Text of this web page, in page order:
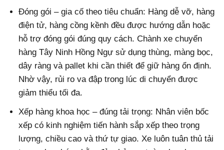
Đóng gói – gia cố theo tiêu chuẩn: Hàng dễ vỡ, hàng
điện tử, hàng cồng kềnh đều được hướng dẫn hoặc
hỗ trợ đóng gói đúng quy cách. Chành xe chuyển
hàng Tây Ninh Hồng Ngự sử dụng thùng, màng bọc,
dây ràng và pallet khi cần thiết để giữ hàng ổn định.
Nhờ vậy, rủi ro va đập trong lúc di chuyển được
giảm thiểu tối đa.
Xếp hàng khoa học – đúng tải trọng: Nhân viên bốc
xếp có kinh nghiệm tiến hành sắp xếp theo trọng
lượng, chiều cao và thứ tự giao. Xe luôn tuân thủ tải